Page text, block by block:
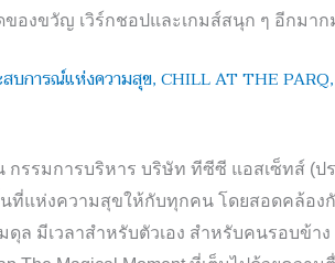
องขวัญ เวิร์กชอปและเกมส์สนุก ๆ อีกมา
กรรมการบริหาร บริษัท ทีซีซี แอสเซ็ทส์ (ป
นที่แห่งความสุขให้กับทุกคน โดยสอดคล้อง
ดุล มีเวลาสำหรับตัวเอง สำหรับคนรอบข้